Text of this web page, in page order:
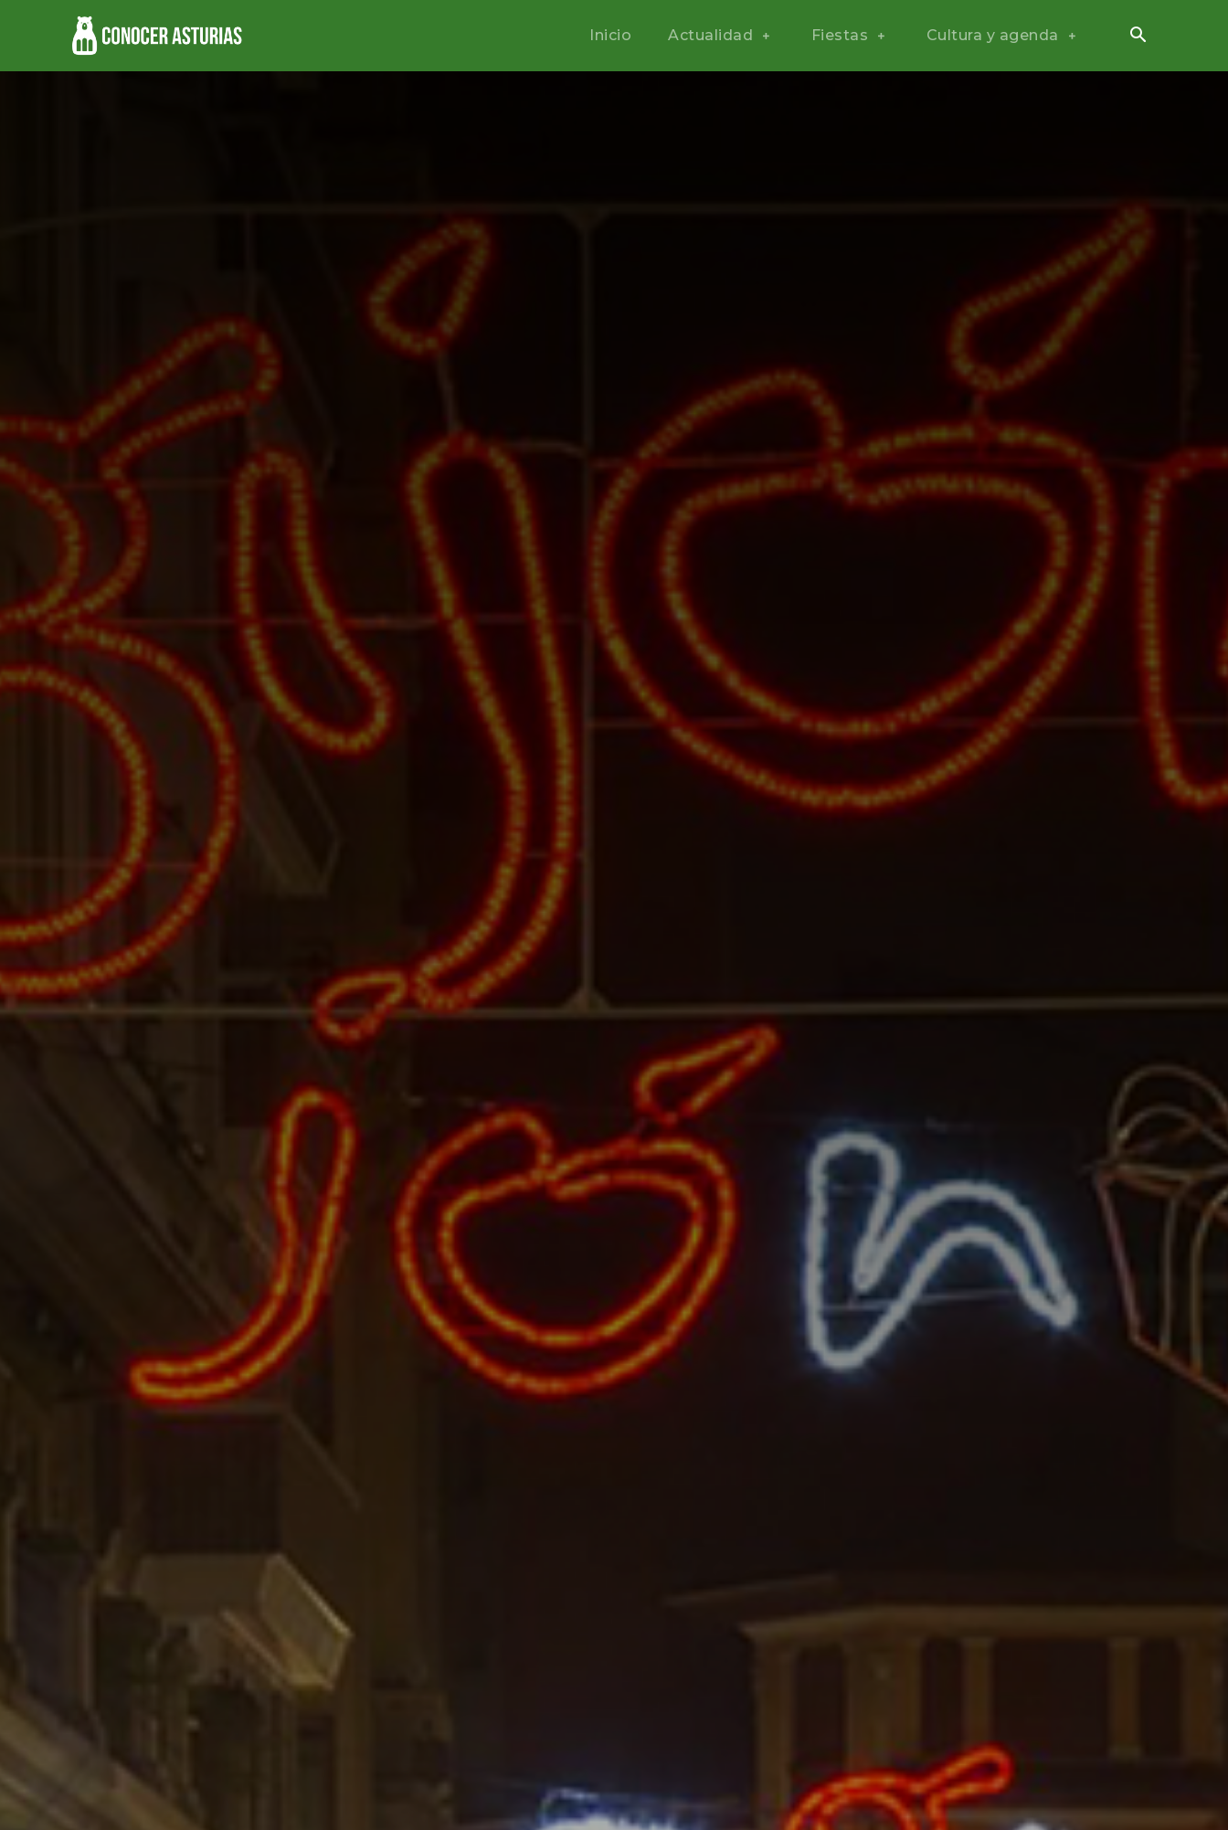
Inicio Actualidad Fiestas Cultura y agenda